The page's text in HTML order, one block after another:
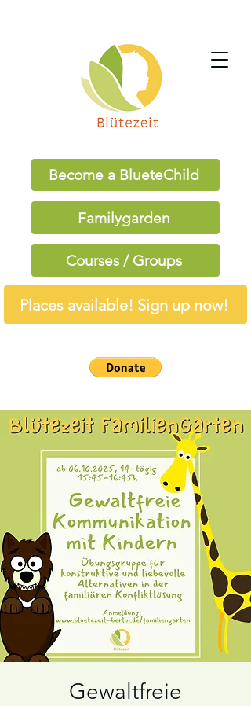
Become a BlueteChild
Familygarden
Courses / Groups
Places available! Sign up now!
Gewaltfreie